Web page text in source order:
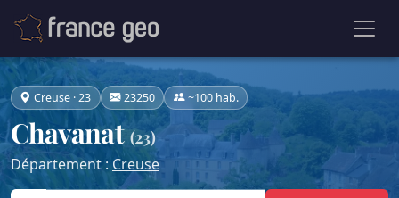
Creuse · 23 23250 ~100 hab.
Chavanat(23)
Département : Creuse